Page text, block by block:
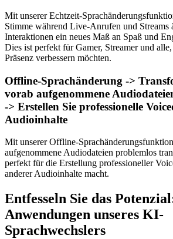
Mit unserer Echtzeit-
Stimme während Live-Anrufen und Streams
Interaktionen ein neues Maß an Spaß und
Dies ist perfekt für Gamer, Streamer und
Präsenz verbessern möchten.
Offline-Sprachänderung ->
vorab aufgenommene
-> Erstellen Sie professionelle
Audioinhalte
Mit unserer Offline-
aufgenommene Audiodateien problemlos
perfekt für die Erstellung professioneller
anderer Audioinhalte macht.
Entfesseln Sie das
Anwendungen unseres KI-
Sprachwechslers